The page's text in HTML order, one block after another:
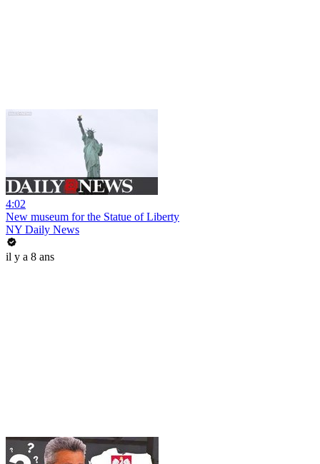
4:02
New museum for the Statue of Liberty
NY Daily News
il y a 8 ans